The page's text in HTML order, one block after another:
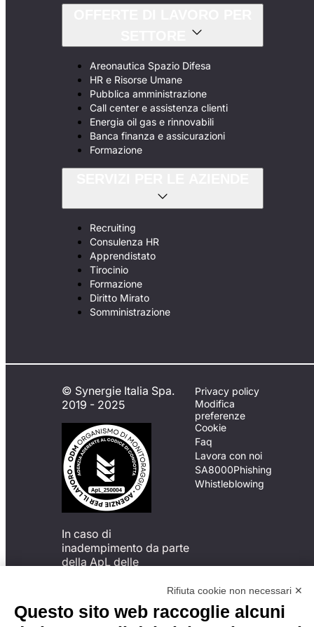
Areonautica Spazio Difesa
HR e Risorse Umane
Pubblica amministrazione
Call center e assistenza clienti
Energia oil gas e rinnovabili
Banca finanza e assicurazioni
Formazione
Recruiting
Consulenza HR
Apprendistato
Tirocinio
Formazione
Diritto Mirato
Somministrazione
© Synergie Italia Spa.
2019 - 2025
In caso di
inadempimento da parte
della ApL delle
del Codice di Condotta, è
possibile presentare un
reclamo
Privacy policy
Modifica
preferenze
Cookie
Faq
Lavora con noi
SA8000Phishing
Whistleblowing
Rifiuta cookie non necessari ✕
Questo sito web raccoglie alcuni